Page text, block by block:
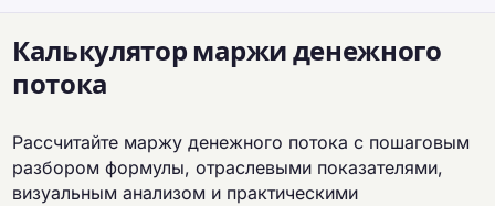
Калькулятор маржи денежного
потока
Рассчитайте маржу денежного потока с пошаговым
разбором формулы, отраслевыми показателями,
визуальным анализом и практическими